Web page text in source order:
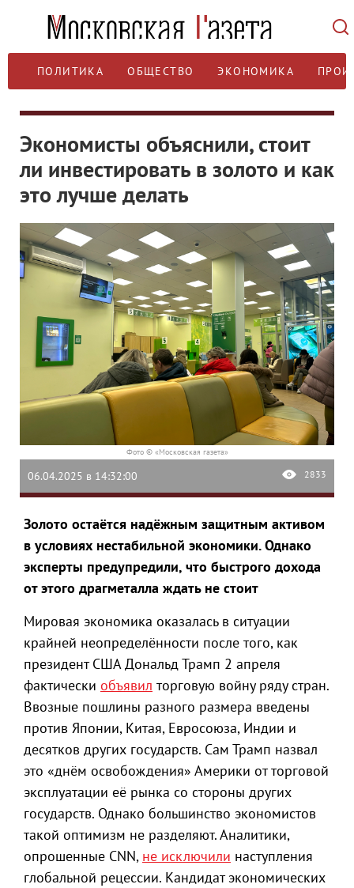
ПОЛИТИКА ОБЩЕСТВО ЭКОНОМИКА
Экономисты объяснили, стоит
ли инвестировать в золото и как
это лучше делать
Фото © «Московская газета»
06.04.2025 в 14:32:00 2833
Золото остаётся надёжным защитным активом
в условиях нестабильной экономики. Однако
эксперты предупредили, что быстрого дохода
от этого драгметалла ждать не стоит
Мировая экономика оказалась в ситуации
крайней неопределённости после того, как
президент США Дональд Трамп 2 апреля
фактически объявил торговую войну ряду стран.
Ввозные пошлины разного размера введены
против Японии, Китая, Евросоюза, Индии и
десятков других государств. Сам Трамп назвал
это «днём освобождения» Америки от торговой
эксплуатации её рынка со стороны других
государств. Однако большинство экономистов
такой оптимизм не разделяют. Аналитики,
опрошенные CNN, не исключили наступления
глобальной рецессии. Кандидат экономических